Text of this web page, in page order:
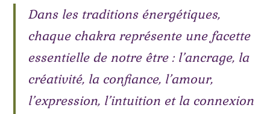
Dans les traditions énergétiques,
chaque chakra représente une facette
essentielle de notre être : l’ancrage, la
créativité, la confiance, l’amour,
l’expression, l’intuition et la connexion